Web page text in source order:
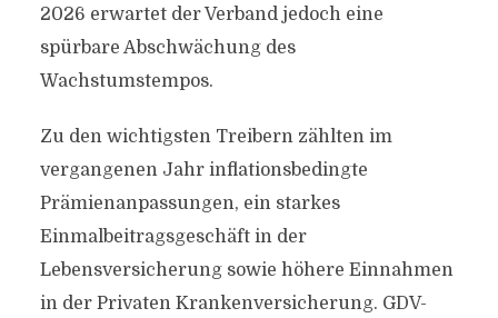
2026 erwartet der Verband jedoch eine
spürbare Abschwächung des
Wachstumstempos.
Zu den wichtigsten Treibern zählten im
vergangenen Jahr inflationsbedingte
Prämienanpassungen, ein starkes
Einmalbeitragsgeschäft in der
Lebensversicherung sowie höhere Einnahmen
in der Privaten Krankenversicherung. GDV-